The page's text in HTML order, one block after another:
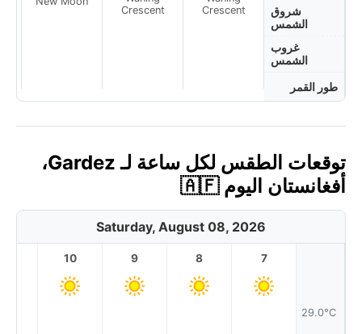
شروق
الشمس
غروب
الشمس
طور القمر
Crescent
Crescent
توقعات الطقس لكل ساعة لـ Gardez،
أفغانستان اليوم 🇦🇫
Saturday, August 08, 2026
29.0°C
7
8
9
10